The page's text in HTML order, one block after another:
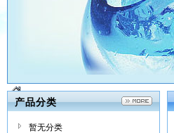
产品分类
暂无分类